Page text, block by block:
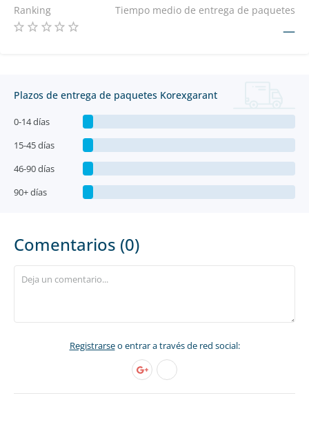
Ranking Tiempo medio de entrega de paquetes
—
Plazos de entrega de paquetes Korexgarant
0-14 días
15-45 días
46-90 días
90+ días
Comentarios (0)
Registrarseo entrar a través de red social: